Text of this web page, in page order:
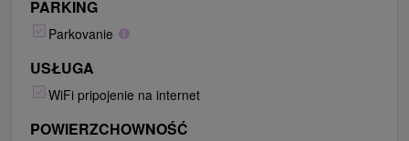
PARKING
Parkovanie
USŁUGA
WiFi pripojenie na internet
POWIERZCHOWNOŚĆ